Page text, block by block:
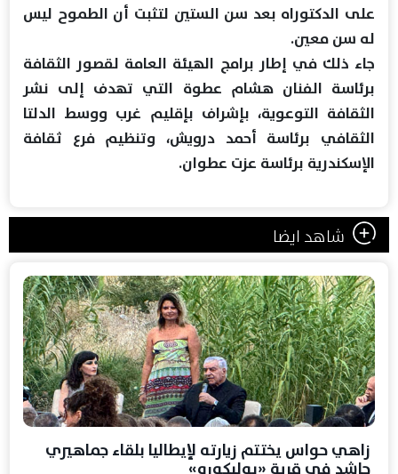
على الدكتوراه بعد سن الستين لتثبت أن الطموح ليس
له سن معين.
جاء ذلك في إطار برامج الهيئة العامة لقصور الثقافة
برئاسة الفنان هشام عطوة التي تهدف إلى نشر
الثقافة التوعوية، بإشراف بإقليم غرب ووسط الدلتا
الثقافي برئاسة أحمد درويش، وتنظيم فرع ثقافة
الإسكندرية برئاسة عزت عطوان.
شاهد ايضا
زاهي حواس يختتم زيارته لإيطاليا بلقاء جماهيري
حاشد في قرية «بوليكورو»